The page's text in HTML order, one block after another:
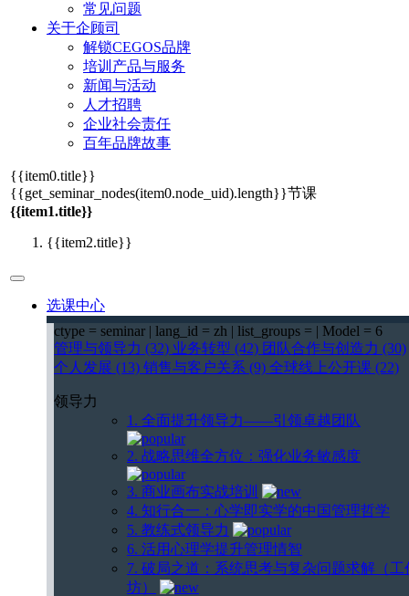
常见问题
关于企顾司
解锁CEGOS品牌
培训产品与服务
新闻与活动
人才招聘
企业社会责任
百年品牌故事
{{item0.title}}
{{get_seminar_nodes(item0.node_uid).length}}节课
{{item1.title}}
{{item2.title}}
选课中心
ctype = seminar | lang_id = zh | list_groups = | Model = 6
管理与领导力 (32) 业务转型 (42) 团队合作与创造力 (30)
个人发展 (13) 销售与客户关系 (9) 全球线上公开课 (22)
领导力
1. 全面提升领导力——引领卓越团队
2. 战略思维全方位：强化业务敏感度
3. 商业画布实战培训
4. 知行合一：心学即实学的中国管理哲学
5. 教练式领导力
6. 活用心理学提升管理情智
7. 破局之道：系统思考与复杂问题求解（工
坊）